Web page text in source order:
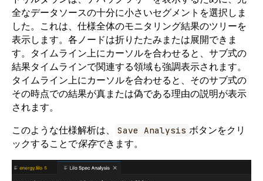
全なデータソースの十分に小さいセグメントを選択しま
した。これは、仕様全体のモニタリング結果のツリーを
表示します。各ノードは折りたたみまたは展開できま
す。タイムライン上にカーソルを合わせると、サブ式の
結果タイムラインで関連する領域も強調表示されます。
タイムライン上にカーソルを合わせると、そのサブ式の
その時点での結果が真または偽である理由の説明が表示
されます。
このような仕様解析は、
Save Analysis ボタンをクリ
ックすることで保存できます。